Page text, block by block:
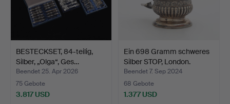
BESTECKSET, 84-teilig,
Silber, „Olga“, Ges…
Beendet 25. Apr 2026
75 Gebote
3.817 USD
Ein 698 Gramm schweres
Silber STOP, London.
Beendet 7. Sep 2024
68 Gebote
1.377 USD